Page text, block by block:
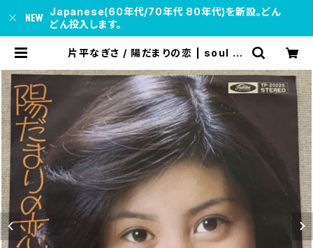
Japanese(60年代/70年代 80年代)を新設。どん
どん投入します。
片平なぎさ / 陽だまりの恋 | soul re